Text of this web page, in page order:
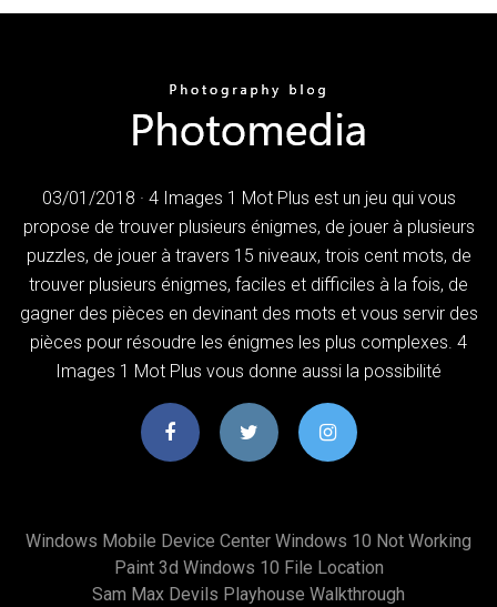
03/01/2018 · 4 Images 1 Mot Plus est un jeu qui vous
propose de trouver plusieurs énigmes, de jouer à plusieurs
puzzles, de jouer à travers 15 niveaux, trois cent mots, de
trouver plusieurs énigmes, faciles et difficiles à la fois, de
gagner des pièces en devinant des mots et vous servir des
pièces pour résoudre les énigmes les plus complexes. 4
Images 1 Mot Plus vous donne aussi la possibilité
Windows Mobile Device Center Windows 10 Not Working
Paint 3d Windows 10 File Location
Sam Max Devils Playhouse Walkthrough